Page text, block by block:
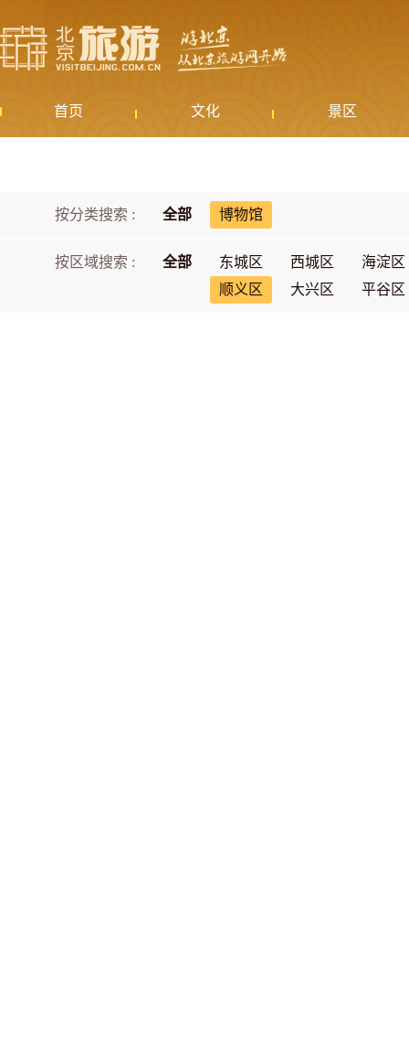
首页 文化 景区
按分类搜索 : 全部 博物馆
按区域搜索 : 全部 东城区 西城区
海淀区
顺义区
大兴区 平谷区